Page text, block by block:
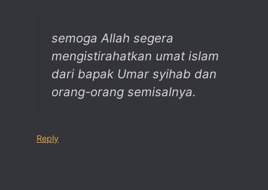
semoga Allah segera
mengistirahatkan umat islam
dari bapak Umar syihab dan
orang-orang semisalnya.
Reply